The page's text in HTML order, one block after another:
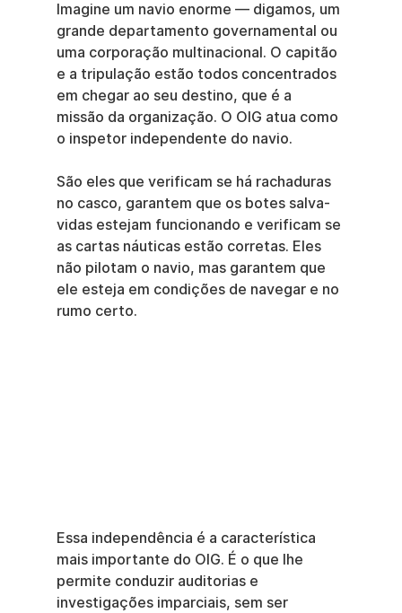
Imagine um navio enorme — digamos, um
grande departamento governamental ou
uma corporação multinacional. O capitão
e a tripulação estão todos concentrados
em chegar ao seu destino, que é a
missão da organização. O OIG atua como
o inspetor independente do navio.
São eles que verificam se há rachaduras
no casco, garantem que os botes salva-
vidas estejam funcionando e verificam se
as cartas náuticas estão corretas. Eles
não pilotam o navio, mas garantem que
ele esteja em condições de navegar e no
rumo certo.
Essa independência é a característica
mais importante do OIG. É o que lhe
permite conduzir auditorias e
investigações imparciais, sem ser